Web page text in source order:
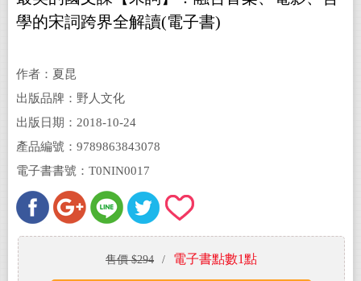
學的宋詞跨界全解讀(電子書)
作者：夏昆
出版品牌：野人文化
出版日期：2018-10-24
產品編號：9789863843078
電子書書號：T0NIN0017
售價 $294 / 電子書點數1點